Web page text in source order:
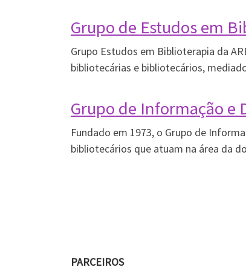
Grupo de Estudos em
Grupo Estudos em Biblioterapia da
bibliotecárias e bibliotecários,
Grupo de Informação e
Fundado em 1973, o Grupo de
bibliotecários que atuam na área da
PARCEIROS